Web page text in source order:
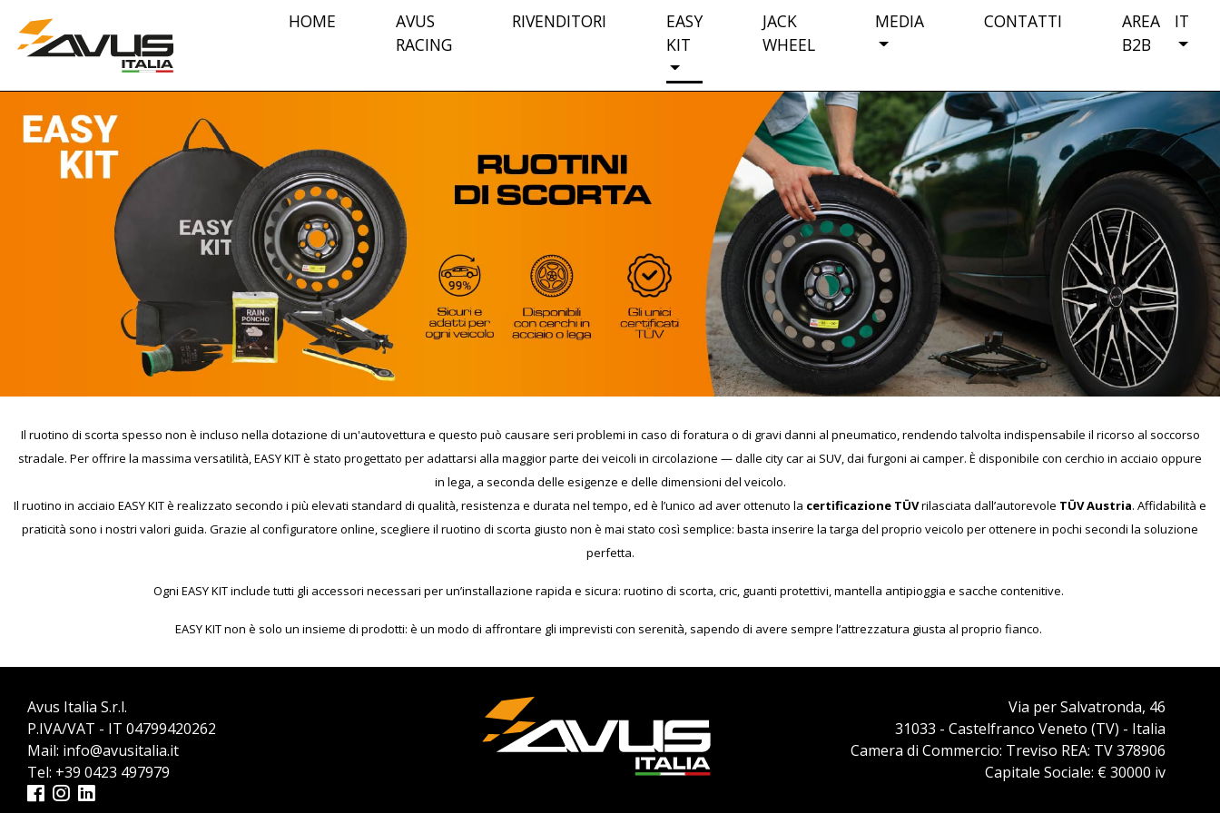
HOME
AVUS
RACING
RIVENDITORI
EASY
KIT
JACK
WHEEL
MEDIA CONTATTI
AREA
B2B
IT
Il ruotino di scorta spesso non è incluso nella dotazione di un'autovettura e questo può causare seri problemi in caso di foratura o di gravi danni al pneumatico, rendendo talvolta indispensabile il ricorso al soccorso
stradale. Per offrire la massima versatilità, EASY KIT è stato progettato per adattarsi alla maggior parte dei veicoli in circolazione — dalle city car ai SUV, dai furgoni ai camper. È disponibile con cerchio in acciaio oppure
in lega, a seconda delle esigenze e delle dimensioni del veicolo.
Il ruotino in acciaio EASY KIT è realizzato secondo i più elevati standard di qualità, resistenza e durata nel tempo, ed è l’unico ad aver ottenuto la certificazione TÜVrilasciata dall’autorevole TÜV Austria. Affidabilità e
praticità sono i nostri valori guida. Grazie al configuratore online, scegliere il ruotino di scorta giusto non è mai stato così semplice: basta inserire la targa del proprio veicolo per ottenere in pochi secondi la soluzione
perfetta.
Ogni EASY KIT include tutti gli accessori necessari per un’installazione rapida e sicura: ruotino di scorta, cric, guanti protettivi, mantella antipioggia e sacche contenitive.
EASY KIT non è solo un insieme di prodotti: è un modo di affrontare gli imprevisti con serenità, sapendo di avere sempre l’attrezzatura giusta al proprio fianco.
Avus Italia S.r.l.
P.IVA/VAT - IT 04799420262
Mail: info@avusitalia.it
Tel: +39 0423 497979
Via per Salvatronda, 46
31033 - Castelfranco Veneto (TV) - Italia
Camera di Commercio: Treviso REA: TV 378906
Capitale Sociale: € 30000 iv